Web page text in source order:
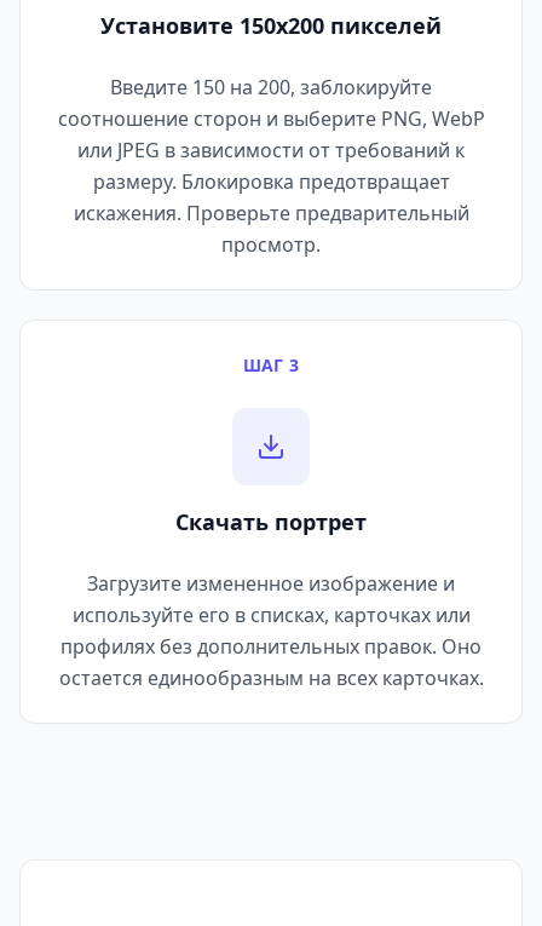
Установите 150x200 пикселей
Введите 150 на 200, заблокируйте
соотношение сторон и выберите PNG, WebP
или JPEG в зависимости от требований к
размеру. Блокировка предотвращает
искажения. Проверьте предварительный
просмотр.
ШАГ 3
Скачать портрет
Загрузите измененное изображение и
используйте его в списках, карточках или
профилях без дополнительных правок. Оно
остается единообразным на всех карточках.